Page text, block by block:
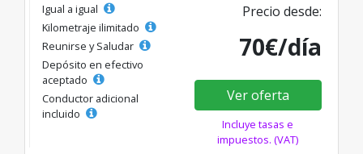
Igual a igual
Kilometraje ilimitado
Reunirse y Saludar
Depósito en efectivo
aceptado
Conductor adicional
incluido
Precio desde:
70€/día
Ver oferta
Incluye tasas e
impuestos. (VAT)